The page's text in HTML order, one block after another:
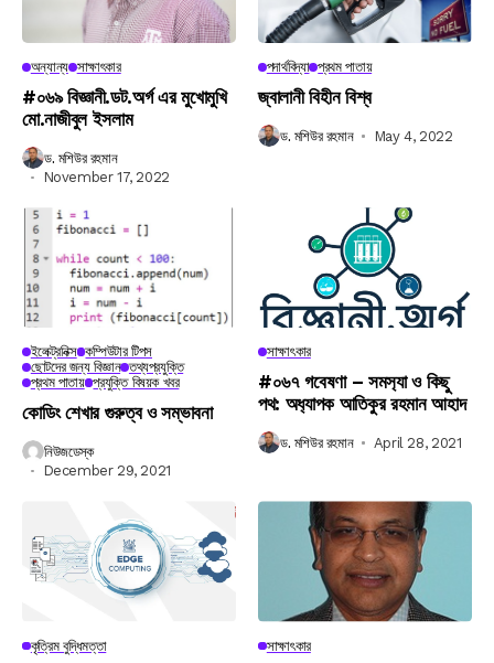
অন্যান্য সাক্ষাৎকার
#০৬৯ বিজ্ঞানী.ডট.অর্গ এর মুখোমুখি
মো.নাজীবুল ইসলাম
ড. মশিউর রহমান
November 17, 2022
পদার্থবিদ্যা প্রথম পাতায়
জ্বালানী বিহীন বিশ্ব
ড. মশিউর রহমান May 4, 2022
ইলেক্ট্রনিক্স কম্পিউটার টিপস
ছোটদের জন্য বিজ্ঞান তথ্যপ্রযুক্তি
প্রথম পাতায় প্রযুক্তি বিষয়ক খবর
কোডিং শেখার গুরুত্ব ও সম্ভাবনা
নিউজডেস্ক
December 29, 2021
সাক্ষাৎকার
#০৬৭ গবেষণা – সমস‍্যা ও কিছু
পথ: অধ‍্যাপক আতিকুর রহমান আহাদ
ড. মশিউর রহমান April 28, 2021
কৃত্রিম বুদ্ধিমত্তা সাক্ষাৎকার